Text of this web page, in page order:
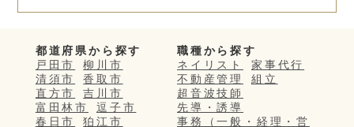
都道府県から探す
戸田市
柳川市
清須市
香取市
直方市
吉川市
富田林市
逗子市
春日市
狛江市
職種から探す
ネイリスト
家事代行
不動産管理
組立
超音波技師
先導・誘導
事務（一般・経理・営